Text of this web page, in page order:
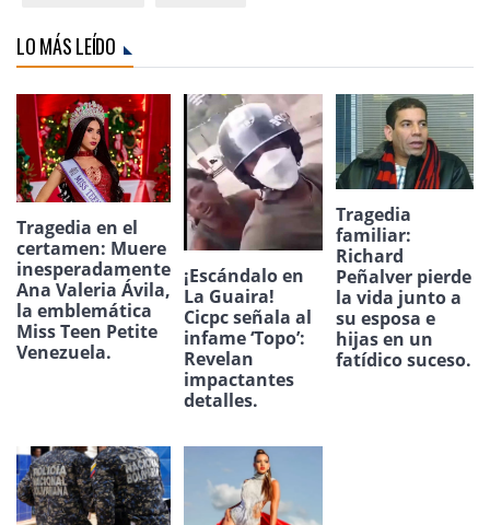
LO MÁS LEÍDO
Tragedia en el
certamen: Muere
inesperadamente
Ana Valeria Ávila,
la emblemática
Miss Teen Petite
Venezuela.
¡Escándalo en
La Guaira!
Cicpc señala al
infame ‘Topo’:
Revelan
impactantes
detalles.
Tragedia
familiar:
Richard
Peñalver pierde
la vida junto a
su esposa e
hijas en un
fatídico suceso.